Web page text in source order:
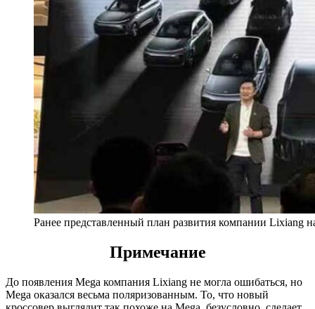
Ранее представленный план развития компании Lixiang
Примечание
До появления Mega компания Lixiang не могла ошибаться, но
Mega оказался весьма поляризованным. То, что новый